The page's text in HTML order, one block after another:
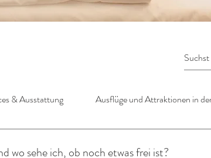
& Ausstattung Ausflüge und Attraktionen in
wo sehe ich, ob noch etwas frei ist?